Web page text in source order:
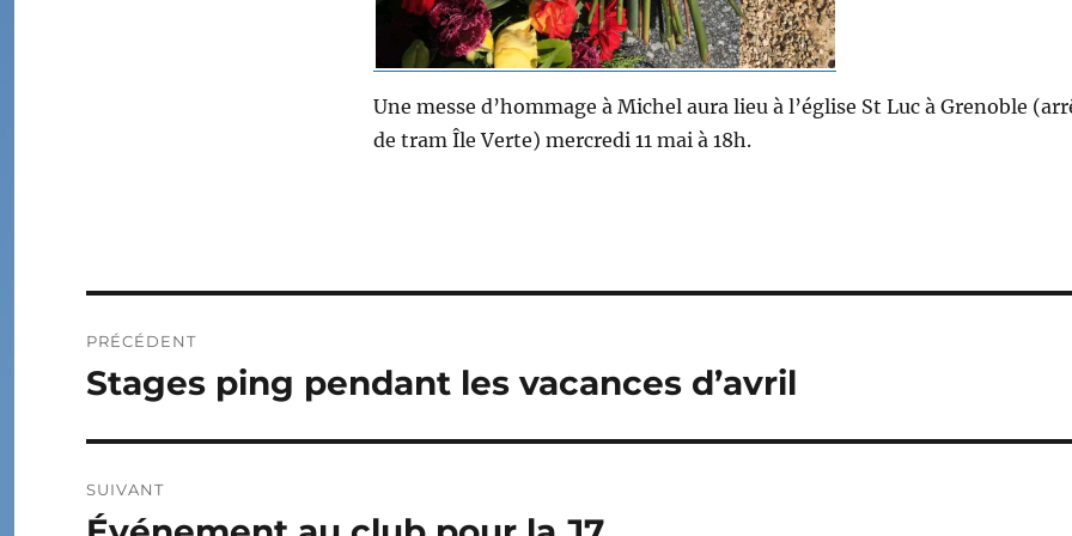
Une messe d’hommage à Michel aura lieu à l’église St Luc à Grenoble
de tram Île Verte) mercredi 11 mai à 18h.
de
PRÉCÉDENT
Publication
Stages ping pendant les vacances d’avril
SUIVANT
Publication